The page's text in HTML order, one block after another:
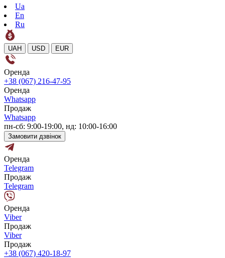
Ua
En
Ru
UAH USD EUR
Оренда
+38 (067) 216-47-95
Оренда
Whatsapp
Продаж
Whatsapp
пн-сб: 9:00-19:00, нд: 10:00-16:00
Замовити дзвінок
Оренда
Telegram
Продаж
Telegram
Оренда
Viber
Продаж
Viber
Продаж
+38 (067) 420-18-97